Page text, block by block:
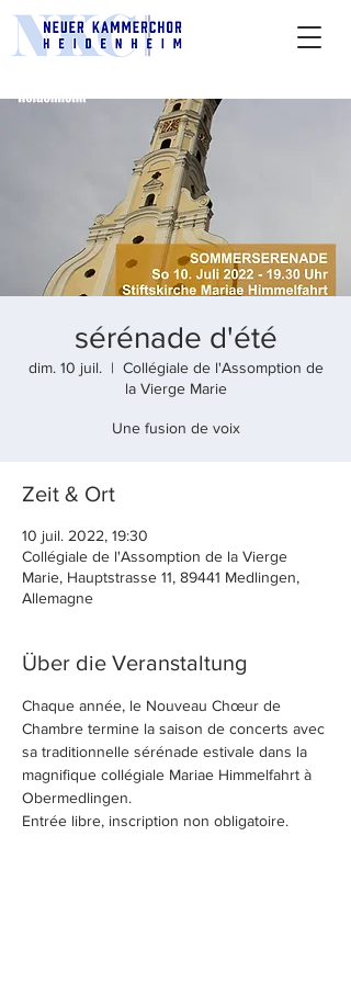
sérénade d'été
dim. 10 juil.
  |
Collégiale de l'Assomption de
la Vierge Marie
Une fusion de voix
Zeit & Ort
10 juil. 2022, 19:30
Collégiale de l'Assomption de la Vierge
Marie, Hauptstrasse 11, 89441 Medlingen,
Allemagne
Über die Veranstaltung
Chaque année, le Nouveau Chœur de
Chambre termine la saison de concerts avec
sa traditionnelle sérénade estivale dans la
magnifique collégiale Mariae Himmelfahrt à
Obermedlingen.
Entrée libre, inscription non obligatoire.